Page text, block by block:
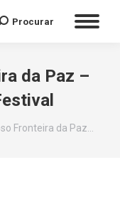
Procurar
da Paz –
Fronteira da Paz…